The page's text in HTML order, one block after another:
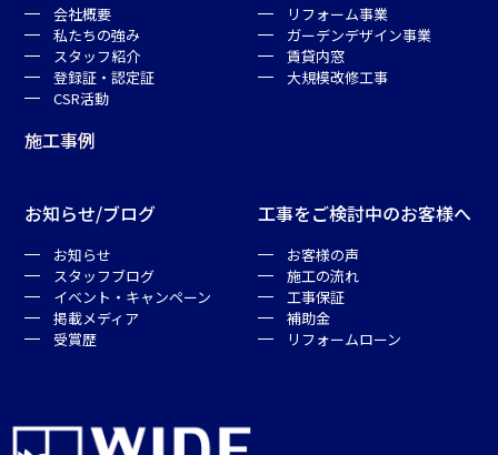
会社概要
私たちの強み
スタッフ紹介
登録証・認定証
CSR活動
施工事例
リフォーム事業
ガーデンデザイン事業
賃貸内窓
大規模改修工事
お知らせ/ブログ
お知らせ
スタッフブログ
イベント・キャンペーン
掲載メディア
受賞歴
工事をご検討中のお客様へ
お客様の声
施工の流れ
工事保証
補助金
リフォームローン